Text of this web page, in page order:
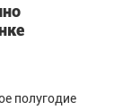
полугодие